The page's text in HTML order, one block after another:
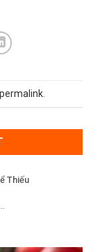
permalink
Thiếu